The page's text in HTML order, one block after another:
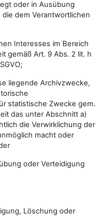
oder in Ausübung
dem Verantwortlichen
Interesses im Bereich
gemäß Art. 9 Abs. 2 lit. h
liegende Archivzwecke,
statistische Zwecke gem.
das unter Abschnitt a)
die Verwirklichung der
macht oder
oder Verteidigung
Löschung oder